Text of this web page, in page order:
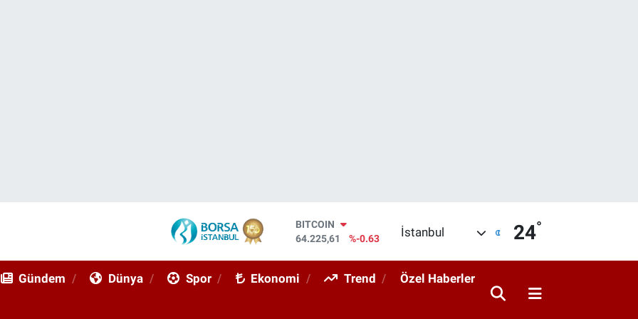
DOLAR
47,6704
%0
STERLİN
İstanbul 24°
Gündem Dünya Spor Ekonomi Trend Özel Haberler